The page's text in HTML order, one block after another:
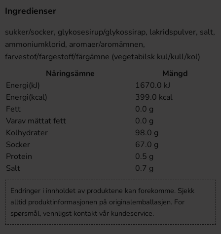
Ingredienser
sukker/socker, glykosesirup/glykossirap, lakridspulver, salt,
ammoniumklorid, aromaer/aromämnen,
farvestof/fargestoff/färgämne (vegetabilsk kul/kull/kol)
Näringsämne
Mängd
Energi(kJ)
1670.0 kJ
Energi(kcal)
399.0 kcal
Fett
0.0 g
Varav mättat fett
0.0 g
Kolhydrater
98.0 g
Socker
67.0 g
Protein
0.5 g
Salt
0.7 g
Endringer i innholdet av produktene kan forekomme. Sjekk
alltid produktinformasjonen på originalemballasjen. For
spørsmål, vennligst kontakt vår kundeservice.